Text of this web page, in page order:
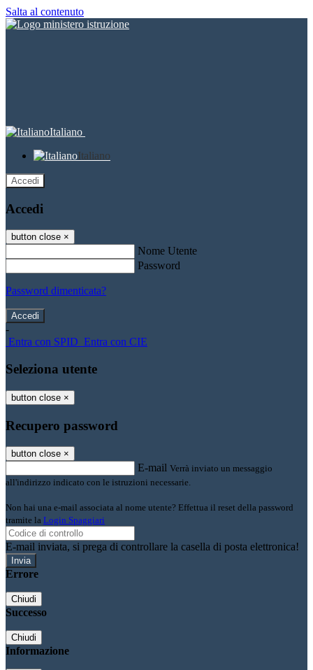
Salta al contenuto
Italiano
Italiano
Accedi
Accedi
button close ×
Nome Utente
Password
Password dimenticata?
-
Entra con SPID Entra con CIE
Seleziona utente
button close ×
Recupero password
button close ×
E-mail Verrà inviato un messaggio
all'indirizzo indicato con le istruzioni necessarie.
Non hai una e-mail associata al nome utente? Effettua il reset della password
tramite la Login Spaggiari
E-mail inviata, si prega di controllare la casella di posta elettronica!
Errore
Chiudi
Successo
Chiudi
Informazione